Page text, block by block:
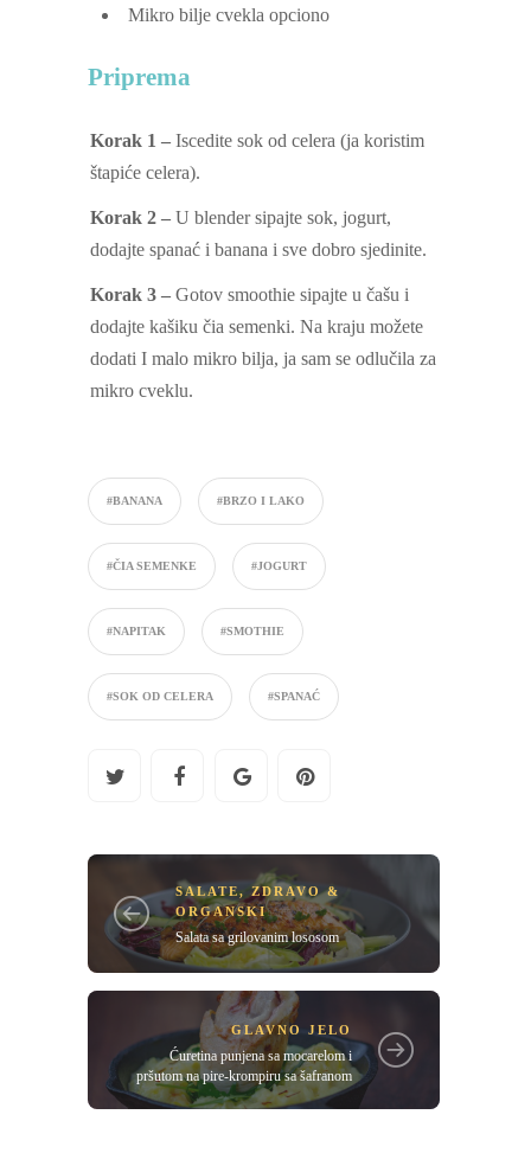
Mikro bilje cvekla opciono
Priprema
Korak 1 – Iscedite sok od celera (ja koristim
štapiće celera).
Korak 2 – U blender sipajte sok, jogurt,
dodajte spanać i banana i sve dobro sjedinite.
Korak 3 – Gotov smoothie sipajte u čašu i
dodajte kašiku čia semenki. Na kraju možete
dodati I malo mikro bilja, ja sam se odlučila za
mikro cveklu.
#BANANA #BRZO I LAKO
#ČIA SEMENKE #JOGURT
#NAPITAK #SMOTHIE
#SOK OD CELERA #SPANAĆ
SALATE,ZDRAVO &
ORGANSKI
Salata sa grilovanim lososom
GLAVNO JELO
Ćuretina punjena sa mocarelom i
pršutom na pire-krompiru sa šafranom